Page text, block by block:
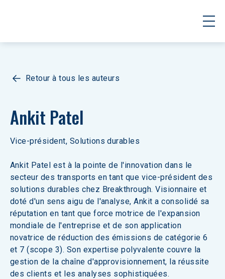
Retour à tous les auteurs
Ankit Patel
Vice-président, Solutions durables
Ankit Patel est à la pointe de l'innovation dans le
secteur des transports en tant que vice-président des
solutions durables chez Breakthrough. Visionnaire et
doté d'un sens aigu de l'analyse, Ankit a consolidé sa
réputation en tant que force motrice de l'expansion
mondiale de l'entreprise et de son application
novatrice de réduction des émissions de catégorie 6
et 7 (scope 3). Son expertise polyvalente couvre la
gestion de la chaîne d'approvisionnement, la réussite
des clients et les analyses sophistiquées.